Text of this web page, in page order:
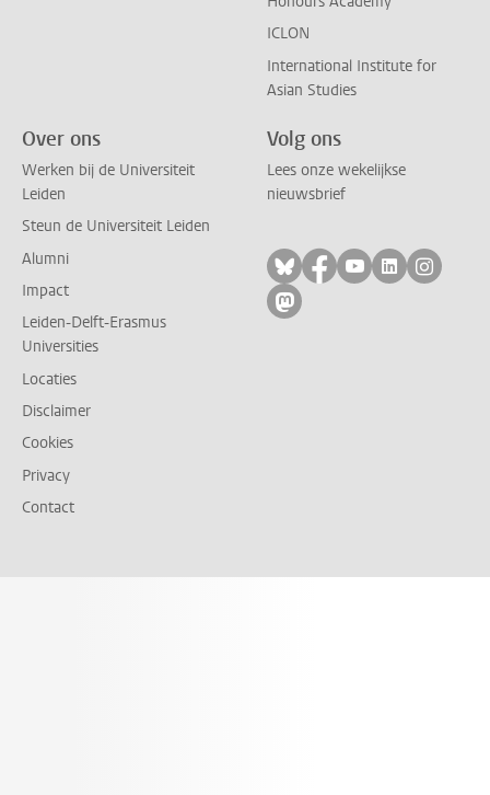
ICLON
International Institute for
Asian Studies
Over ons
Werken bij de Universiteit
Leiden
Steun de Universiteit Leiden
Alumni
Impact
Leiden-Delft-Erasmus
Universities
Locaties
Disclaimer
Cookies
Privacy
Contact
Volg ons
Lees onze wekelijkse
nieuwsbrief
Volg ons op bluesky
Volg ons op
Volg ons op
Volg ons
Volg
Volg ons op mastodon